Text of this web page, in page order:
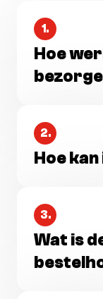
1.
Hoe
2.
Hoe
3.
Wat is